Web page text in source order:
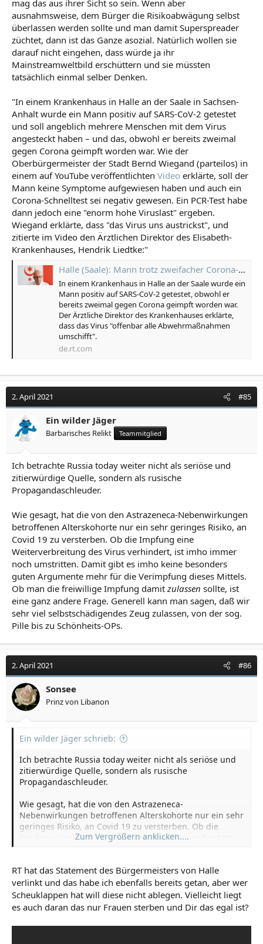
mag das aus ihrer Sicht so sein. Wenn aber
ausnahmsweise, dem Bürger die Risikoabwägung selbst
überlassen werden sollte und man damit Superspreader
züchtet, dann ist das Ganze asozial. Natürlich wollen sie
darauf nicht eingehen, dass würde ja ihr
Mainstreamweltbild erschüttern und sie müssten
tatsächlich einmal selber Denken.
"In einem Krankenhaus in Halle an der Saale in Sachsen-
Anhalt wurde ein Mann positiv auf SARS-CoV-2 getestet
und soll angeblich mehrere Menschen mit dem Virus
angesteckt haben – und das, obwohl er bereits zweimal
gegen Corona geimpft worden war. Wie der
Oberbürgermeister der Stadt Bernd Wiegand (parteilos) in
einem auf YouTube veröffentlichten Video erklärte, soll der
Mann keine Symptome aufgewiesen haben und auch ein
Corona-Schnelltest sei negativ gewesen. Ein PCR-Test habe
dann jedoch eine "enorm hohe Viruslast" ergeben.
Wiegand erklärte, dass "das Virus uns austrickst", und
zitierte im Video den Ärztlichen Direktor des Elisabeth-
Krankenhauses, Hendrik Liedtke:"
Halle (Saale): Mann trotz zweifacher Corona-Impfung positiv getestet
In einem Krankenhaus in Halle an der Saale wurde ein
Mann positiv auf SARS-CoV-2 getestet, obwohl er
bereits zweimal gegen Corona geimpft worden war.
Der Ärztliche Direktor des Krankenhauses erklärte,
dass das Virus "offenbar alle Abwehrmaßnahmen
umschifft".
de.rt.com
2. April 2021 #85
Ein wilder Jäger
Barbarisches Relikt Teammitglied
Ich betrachte Russia today weiter nicht als seriöse und
zitierwürdige Quelle, sondern als rusische
Propagandaschleuder.
Wie gesagt, hat die von den Astrazeneca-Nebenwirkungen
betroffenen Alterskohorte nur ein sehr geringes Risiko, an
Covid 19 zu versterben. Ob die Impfung eine
Weiterverbreitung des Virus verhindert, ist imho immer
noch umstritten. Damit gibt es imho keine besonders
guten Argumente mehr für die Verimpfung dieses Mittels.
Ob man die freiwillige Impfung damit zulassen sollte, ist
eine ganz andere Frage. Generell kann man sagen, daß wir
sehr viel selbstschädigendes Zeug zulassen, von der sog.
Pille bis zu Schönheits-OPs.
2. April 2021 #86
Sonsee
Prinz von Libanon
Ein wilder Jäger schrieb:
Ich betrachte Russia today weiter nicht als seriöse und
zitierwürdige Quelle, sondern als rusische
Propagandaschleuder.
Wie gesagt, hat die von den Astrazeneca-
Nebenwirkungen betroffenen Alterskohorte nur ein sehr
geringes Risiko, an Covid 19 zu versterben. Ob die
Impfung eine Weiterverbreitung des Virus verhindert,
Verimpfung dieses Mittels. Ob man die freiwillige
Impfung damit zulassen sollte, ist eine ganz andere
Frage. Generell kann man sagen, daß wir sehr viel
selbstschädigendes Zeug zulassen, von der sog. Pille bis
Zum Vergrößern anklicken....
RT hat das Statement des Bürgermeisters von Halle
verlinkt und das habe ich ebenfalls bereits getan, aber wer
Scheuklappen hat will diese nicht ablegen. Vielleicht liegt
es auch daran das nur Frauen sterben und Dir das egal ist?